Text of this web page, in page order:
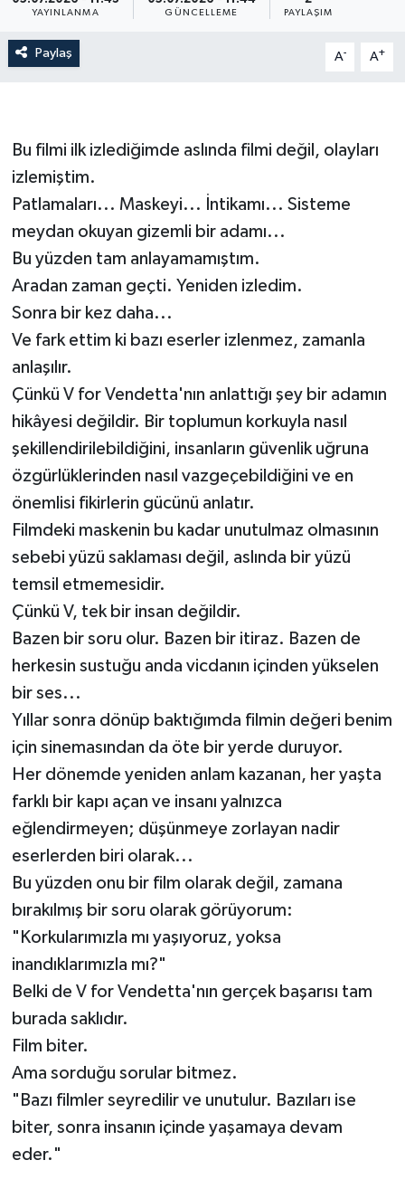
YAYINLANMA GÜNCELLEME PAYLAŞIM
Paylaş A- A+
Bu filmi ilk izlediğimde aslında filmi değil, olayları
izlemiştim.
Patlamaları... Maskeyi... İntikamı... Sisteme
meydan okuyan gizemli bir adamı...
Bu yüzden tam anlayamamıştım.
Aradan zaman geçti. Yeniden izledim.
Sonra bir kez daha...
Ve fark ettim ki bazı eserler izlenmez, zamanla
anlaşılır.
Çünkü V for Vendetta'nın anlattığı şey bir adamın
hikâyesi değildir. Bir toplumun korkuyla nasıl
şekillendirilebildiğini, insanların güvenlik uğruna
özgürlüklerinden nasıl vazgeçebildiğini ve en
önemlisi fikirlerin gücünü anlatır.
Filmdeki maskenin bu kadar unutulmaz olmasının
sebebi yüzü saklaması değil, aslında bir yüzü
temsil etmemesidir.
Çünkü V, tek bir insan değildir.
Bazen bir soru olur. Bazen bir itiraz. Bazen de
herkesin sustuğu anda vicdanın içinden yükselen
bir ses...
Yıllar sonra dönüp baktığımda filmin değeri benim
için sinemasından da öte bir yerde duruyor.
Her dönemde yeniden anlam kazanan, her yaşta
farklı bir kapı açan ve insanı yalnızca
eğlendirmeyen; düşünmeye zorlayan nadir
eserlerden biri olarak...
Bu yüzden onu bir film olarak değil, zamana
bırakılmış bir soru olarak görüyorum:
"Korkularımızla mı yaşıyoruz, yoksa
inandıklarımızla mı?"
Belki de V for Vendetta'nın gerçek başarısı tam
burada saklıdır.
Film biter.
Ama sorduğu sorular bitmez.
"Bazı filmler seyredilir ve unutulur. Bazıları ise
biter, sonra insanın içinde yaşamaya devam
eder."